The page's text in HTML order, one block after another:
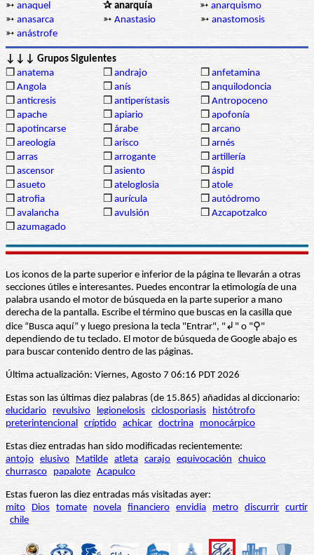
➳ anaquel ✰ anarquía ➳ anarquismo
➳ anasarca ➳ Anastasio ➳ anastomosis
➳ anástrofe
↓↓↓ Grupos Siguientes
❒ anatema ❒ andrajo ❒ anfetamina
❒ Angola ❒ anís ❒ anquilodoncia
❒ anticresis ❒ antiperístasis ❒ Antropoceno
❒ apache ❒ apiario ❒ apofonía
❒ apotincarse ❒ árabe ❒ arcano
❒ areología ❒ arisco ❒ arnés
❒ arras ❒ arrogante ❒ artillería
❒ ascensor ❒ asiento ❒ áspid
❒ asueto ❒ ateloglosia ❒ atole
❒ atrofia ❒ aurícula ❒ autódromo
❒ avalancha ❒ avulsión ❒ Azcapotzalco
❒ azumagado
Los iconos de la parte superior e inferior de la página te llevarán a otras
secciones útiles e interesantes. Puedes encontrar la etimología de una
palabra usando el motor de búsqueda en la parte superior a mano
derecha de la pantalla. Escribe el término que buscas en la casilla que
dice “Busca aquí” y luego presiona la tecla "Entrar", "↲" o "⚲"
dependiendo de tu teclado. El motor de búsqueda de Google abajo es
para buscar contenido dentro de las páginas.
Última actualización: Viernes, Agosto 7 06:16 PDT 2026
Estas son las últimas diez palabras (de 15.865) añadidas al diccionario:
elucidario
revulsivo legionelosis ciclosporiasis
histótrofo
preterintencional críptido achicar doctrina monocárpico
Estas diez entradas han sido modificadas recientemente:
antojo elusivo Matilde atleta carajo equivocación
chuico
churrasco
papalote Acapulco
Estas fueron las diez entradas más visitadas ayer:
mito
Dios tomate novela financiero envidia metro discurrir curtir
chile